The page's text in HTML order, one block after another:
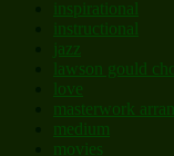
inspirational
instructional
jazz
lawson gould
love
masterwork
medium
movies